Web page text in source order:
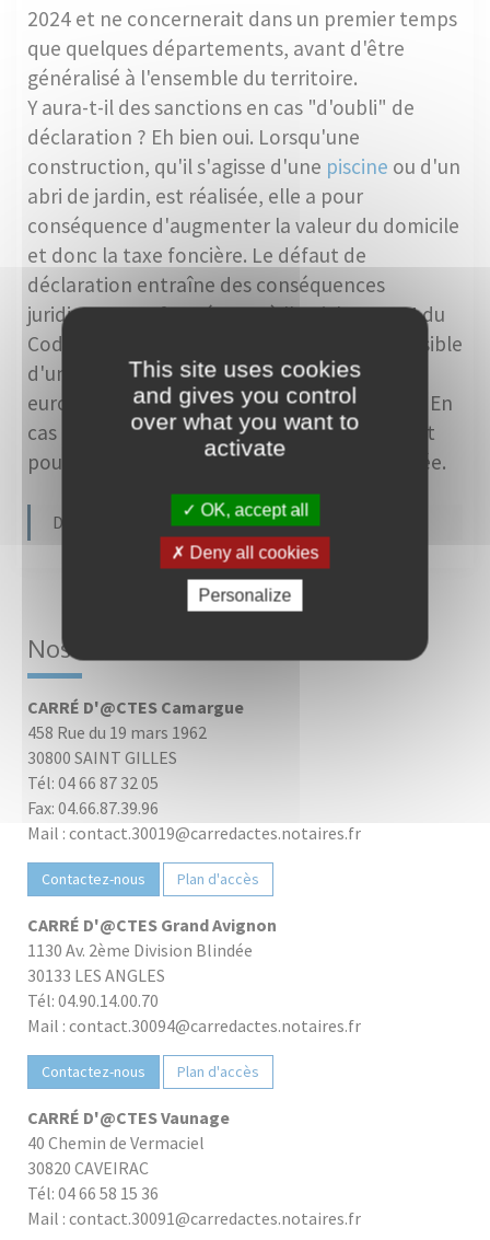
2024 et ne concernerait dans un premier temps
que quelques départements, avant d'être
généralisé à l'ensemble du territoire.
Y aura-t-il des sanctions en cas "d'oubli" de
déclaration ? Eh bien oui. Lorsqu'une
construction, qu'il s'agisse d'une piscine ou d'un
abri de jardin, est réalisée, elle a pour
conséquence d'augmenter la valeur du domicile
et donc la taxe foncière. Le défaut de
déclaration entraîne des conséquences
juridiques. Conformément à l'article L480-4 du
Code de l'urbanisme, le propriétaire est passible
d'une amende variant de 1 200 euros à 6 000
euros par mètre carré de surface construite. En
cas de récidive, une peine d'emprisonnement
pouvant aller jusqu'à 6 mois peut être ajoutée.
Dernière modification le 30/08/2023
Nos bureaux
CARRÉ D'@CTES Camargue
458 Rue du 19 mars 1962
30800 SAINT GILLES
Tél: 04 66 87 32 05
Fax: 04.66.87.39.96
Mail : contact.30019@carredactes.notaires.fr
Contactez-nous Plan d'accès
CARRÉ D'@CTES Grand Avignon
1130 Av. 2ème Division Blindée
30133 LES ANGLES
Tél: 04.90.14.00.70
Mail : contact.30094@carredactes.notaires.fr
Contactez-nous Plan d'accès
CARRÉ D'@CTES Vaunage
40 Chemin de Vermaciel
30820 CAVEIRAC
Tél: 04 66 58 15 36
Mail : contact.30091@carredactes.notaires.fr
This site uses cookies
and gives you control
over what you want to
activate
OK, accept all
Deny all cookies
Personalize